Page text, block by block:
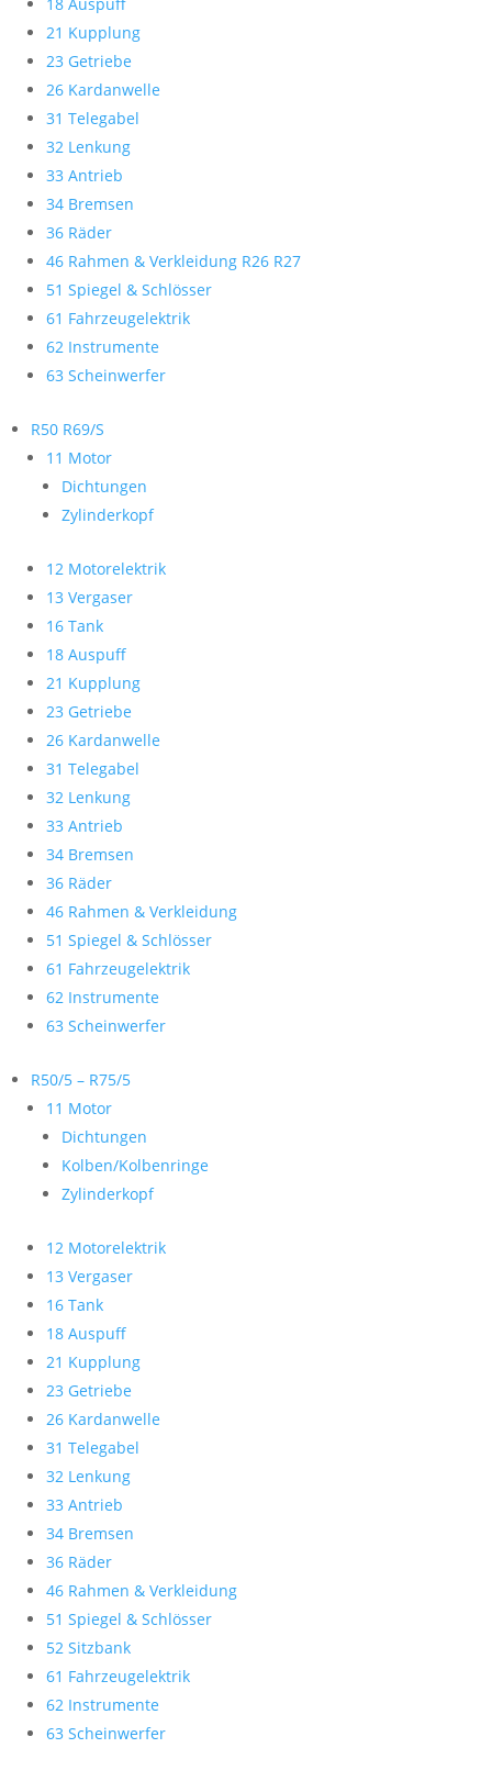
21 Kupplung
23 Getriebe
26 Kardanwelle
31 Telegabel
32 Lenkung
33 Antrieb
34 Bremsen
36 Räder
46 Rahmen & Verkleidung R26 R27
51 Spiegel & Schlösser
61 Fahrzeugelektrik
62 Instrumente
63 Scheinwerfer
R50 R69/S
11 Motor
Dichtungen
Zylinderkopf
12 Motorelektrik
13 Vergaser
16 Tank
18 Auspuff
21 Kupplung
23 Getriebe
26 Kardanwelle
31 Telegabel
32 Lenkung
33 Antrieb
34 Bremsen
36 Räder
46 Rahmen & Verkleidung
51 Spiegel & Schlösser
61 Fahrzeugelektrik
62 Instrumente
63 Scheinwerfer
R50/5 – R75/5
11 Motor
Dichtungen
Kolben/Kolbenringe
Zylinderkopf
12 Motorelektrik
13 Vergaser
16 Tank
18 Auspuff
21 Kupplung
23 Getriebe
26 Kardanwelle
31 Telegabel
32 Lenkung
33 Antrieb
34 Bremsen
36 Räder
46 Rahmen & Verkleidung
51 Spiegel & Schlösser
52 Sitzbank
61 Fahrzeugelektrik
62 Instrumente
63 Scheinwerfer